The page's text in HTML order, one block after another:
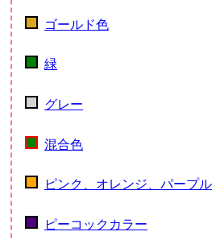
ゴールド色
緑
グレー
混合色
ピンク、オレンジ、パープル
ピーコックカラー